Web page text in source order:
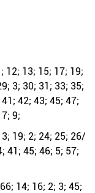
12; 13; 15; 17; 19;
3; 30; 31; 33; 35;
42; 43; 45; 47;
9;
19; 2; 24; 25; 26/
41; 45; 46; 5; 57;
14; 16; 2; 3; 45;